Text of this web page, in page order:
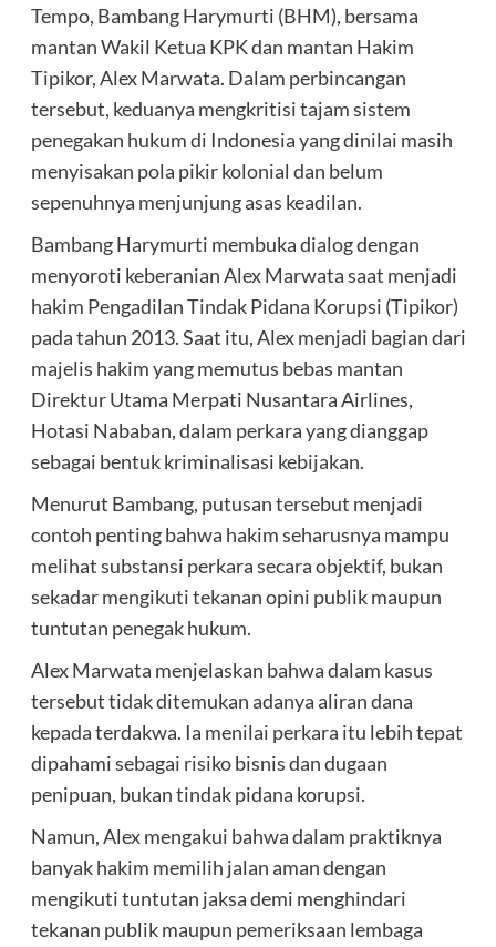
Tempo, Bambang Harymurti (BHM), bersama
mantan Wakil Ketua KPK dan mantan Hakim
Tipikor, Alex Marwata. Dalam perbincangan
tersebut, keduanya mengkritisi tajam sistem
penegakan hukum di Indonesia yang dinilai masih
menyisakan pola pikir kolonial dan belum
sepenuhnya menjunjung asas keadilan.
Bambang Harymurti membuka dialog dengan
menyoroti keberanian Alex Marwata saat menjadi
hakim Pengadilan Tindak Pidana Korupsi (Tipikor)
pada tahun 2013. Saat itu, Alex menjadi bagian dari
majelis hakim yang memutus bebas mantan
Direktur Utama Merpati Nusantara Airlines,
Hotasi Nababan, dalam perkara yang dianggap
sebagai bentuk kriminalisasi kebijakan.
Menurut Bambang, putusan tersebut menjadi
contoh penting bahwa hakim seharusnya mampu
melihat substansi perkara secara objektif, bukan
sekadar mengikuti tekanan opini publik maupun
tuntutan penegak hukum.
Alex Marwata menjelaskan bahwa dalam kasus
tersebut tidak ditemukan adanya aliran dana
kepada terdakwa. Ia menilai perkara itu lebih tepat
dipahami sebagai risiko bisnis dan dugaan
penipuan, bukan tindak pidana korupsi.
Namun, Alex mengakui bahwa dalam praktiknya
banyak hakim memilih jalan aman dengan
mengikuti tuntutan jaksa demi menghindari
tekanan publik maupun pemeriksaan lembaga